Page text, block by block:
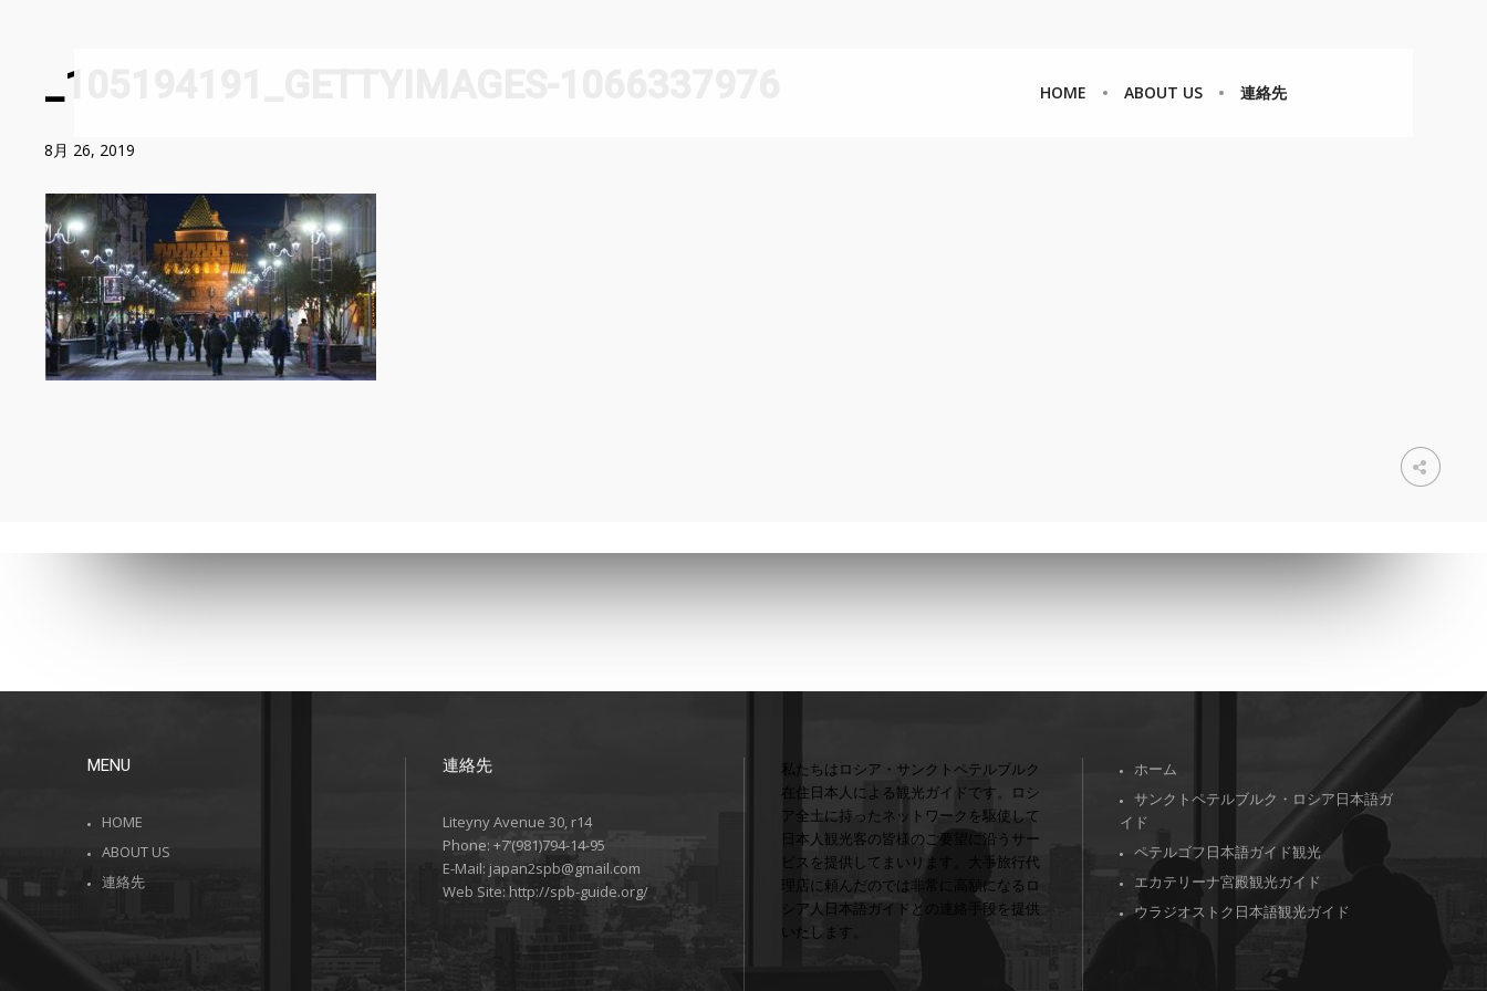
HOME ABOUT US 連絡先
_105194191_GETTYIMAGES-1066337976
8月 26, 2019
MENU
HOME
ABOUT US
連絡先
連絡先
Liteyny Avenue 30, r14
Phone: +7’(981)794-14-95
E-Mail: japan2spb@gmail.com
Web Site: http://spb-guide.org/
私たちはロシア・サンクトペテルブルク
在住日本人による観光ガイドです。ロシ
ア全土に持ったネットワークを駆使して
日本人観光客の皆様のご要望に沿うサー
ビスを提供してまいります。大手旅行代
理店に頼んだのでは非常に高額になるロ
シア人日本語ガイドとの連絡手段を提供
いたします。
ホーム
サンクトペテルブルク・ロシア日本語ガ
イド
ペテルゴフ日本語ガイド観光
エカテリーナ宮殿観光ガイド
ウラジオストク日本語観光ガイド